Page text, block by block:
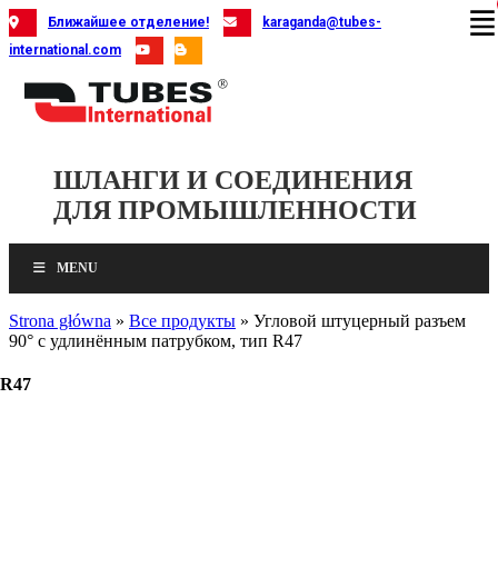
Skip
to
content
Ближайшее отделение!
karaganda@tubes-
international.com
ШЛАНГИ И СОЕДИНЕНИЯ
ДЛЯ ПРОМЫШЛЕННОСТИ
MENU
Strona główna » Все продукты » Угловой штуцерный разъем
90° с удлинённым патрубком, тип R47